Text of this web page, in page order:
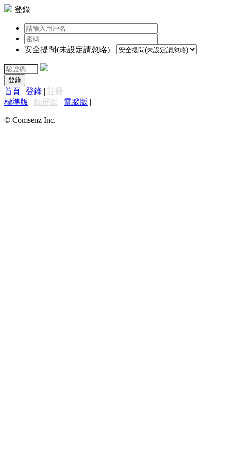
登錄
安全提問(未設定請忽略)
登錄
首頁 | 登錄 | 註冊
標準版 | 觸屏版 | 電腦版 |
© Comsenz Inc.